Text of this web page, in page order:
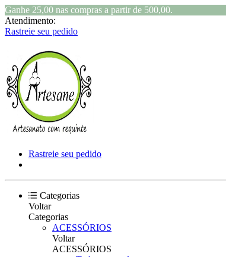
Ganhe 25,00 nas compras a partir de 500,00.
Atendimento:
Rastreie seu pedido
Rastreie seu pedido
Categorias
Voltar
Categorias
ACESSÓRIOS
Voltar
ACESSÓRIOS